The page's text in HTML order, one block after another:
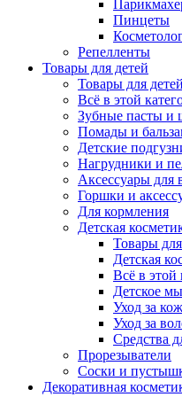
Пинцеты
Репелленты
Товары для детей
Товары для детей
Всё в этой
Зубные пасты и
Помады и
Детские
Нагрудники и
Аксессуары для
Горшки и
Для кормления
Детская
Товары
Детская
Всё в этой
Детское
Уход за
Уход за
Средства
Прорезыватели
Соски и
Декоративная